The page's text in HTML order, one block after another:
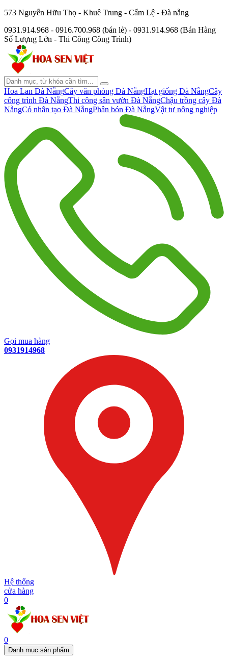
573 Nguyễn Hữu Thọ - Khuê Trung - Cẩm Lệ - Đà nẵng
0931.914.968 - 0916.700.968 (bán lẻ) - 0931.914.968 (Bán Hàng
Số Lượng Lớn - Thi Công Công Trình)
Hoa Lan Đà NẵngCây văn phòng Đà NẵngHạt giống Đà NẵngCây
công trình Đà NẵngThi công sân vườn Đà NẵngChậu trồng cây Đà
NẵngCỏ nhân tạo Đà NẵngPhân bón Đà NẵngVật tư nông nghiệp
Gọi mua hàng
0931914968
Hệ thống
cửa hàng
0
0
Danh mục sản phẩm